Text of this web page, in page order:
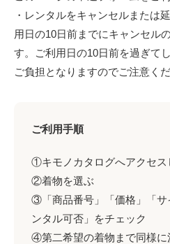
・レンタルをキャンセルまたは
用日の10日前までにキャンセル
す。ご利用日の10日前を過ぎて
ご負担となりますのでご注意くだ
ご利用手順
①キモノカタログへアクセス
②着物を選ぶ
③「商品番号」「価格」「サ
ンタル可否」をチェック
④第二希望の着物まで同様に